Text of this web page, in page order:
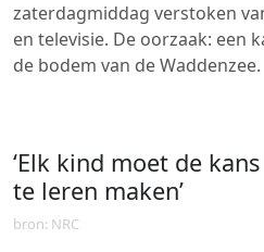
zaterdagmiddag verstoken
en televisie. De oorzaak: een
de bodem van de Waddenzee.
‘Elk kind moet de
te leren maken’
bron: NRC